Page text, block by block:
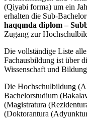
(Qiyabi forma) um ein
erhalten die Sub-
haqqında diplom –
Zugang zur
Die vollständige Liste
Fachausbildung ist über
Wissenschaft und
Die Hochschulbildung
Bachelorstudium
(Magistratura
(Doktorantura